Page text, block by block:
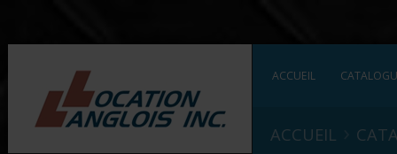
ACCUEIL
ACCUEIL